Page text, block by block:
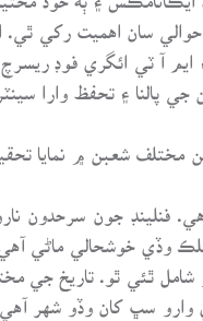
سان اهميت رکي
ايم آ ٽي ائگري فوڊ
پالنا ۽ تحفظ وارا
شعبن ۾ نمايا
فنلينڊ جون سرحدون
وڏي خوشحالي ماڻي
ٿئي ٿو. تاريخ جي
۾ آزدي ماڻي. هيلسنڪي هن جي گادي وارو